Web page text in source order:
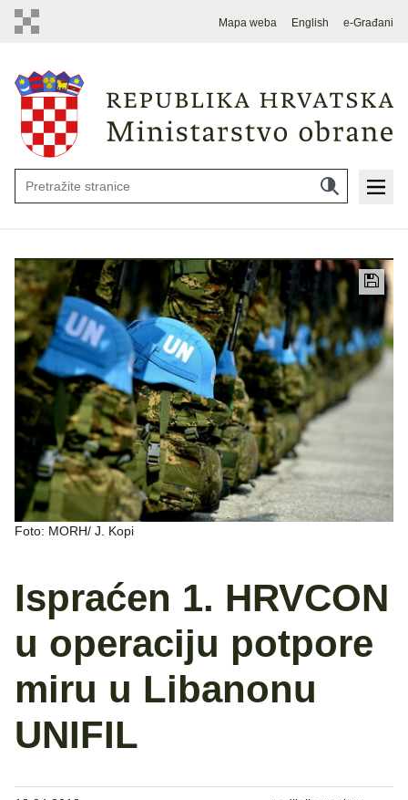
Mapa weba English e-Građani
Foto: MORH/ J. Kopi
Ispraćen 1. HRVCON
u operaciju potpore
miru u Libanonu
UNIFIL